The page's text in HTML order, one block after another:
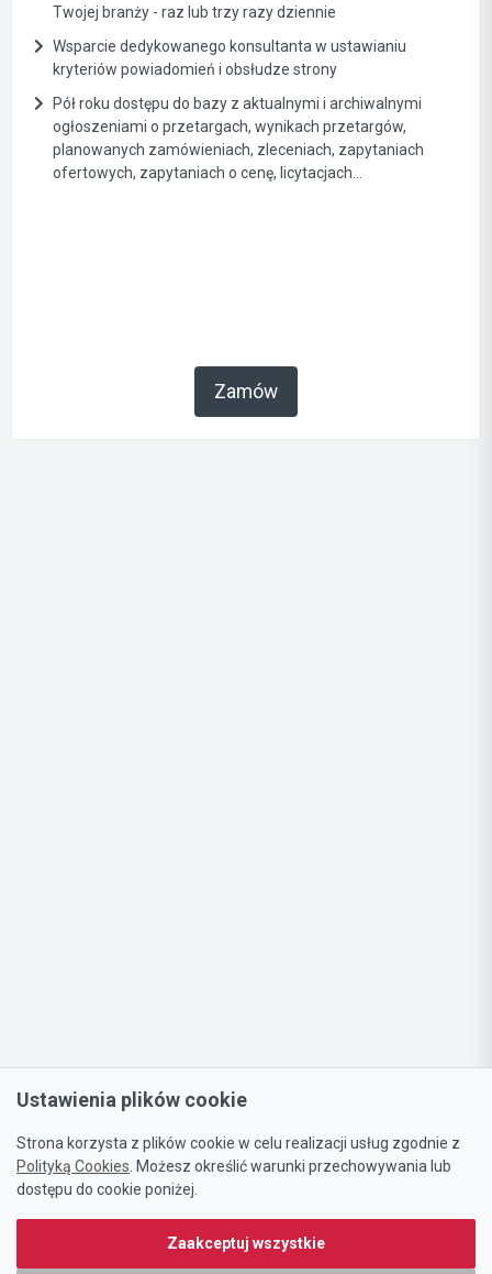
Twojej branży - raz lub trzy razy dziennie
Wsparcie dedykowanego konsultanta w ustawianiu
kryteriów powiadomień i obsłudze strony
Pół roku dostępu do bazy z aktualnymi i archiwalnymi
ogłoszeniami o przetargach, wynikach przetargów,
planowanych zamówieniach, zleceniach, zapytaniach
ofertowych, zapytaniach o cenę, licytacjach...
Zamów
Ustawienia plików cookie
Strona korzysta z plików cookie w celu realizacji usług zgodnie z
Polityką Cookies . Możesz określić warunki przechowywania lub
dostępu do cookie poniżej.
Zaakceptuj wszystkie